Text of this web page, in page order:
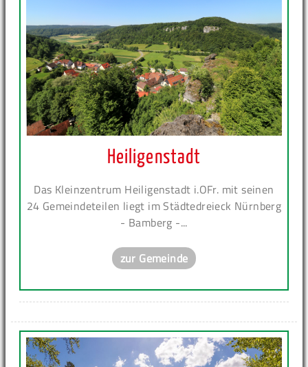
Heiligenstadt
Das Kleinzentrum Heiligenstadt i.OFr. mit seinen
24 Gemeindeteilen liegt im Städtedreieck Nürnberg
- Bamberg -...
zur Gemeinde